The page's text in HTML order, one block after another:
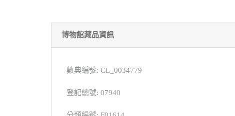
博物館藏品資訊
數典編號: CL_0034779
登記總號: 07940